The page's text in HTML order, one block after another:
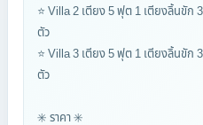
⭐ Villa 2 เตียง 5 ฟุต 1 เตียงลิ้นขัก
ตัว
⭐ Villa 3 เตียง 5 ฟุต 1 เตียงลิ้นขัก
ตัว
✳️ ราคา ✳️